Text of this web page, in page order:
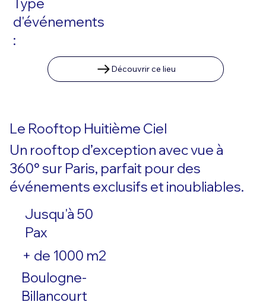
d'événements
:
Découvrir ce lieu
Le Rooftop Huitième Ciel
Un rooftop d’exception avec vue à
360° sur Paris, parfait pour des
événements exclusifs et inoubliables.
Jusqu'à 50
Pax
+ de 1000 m2
Boulogne-
Billancourt